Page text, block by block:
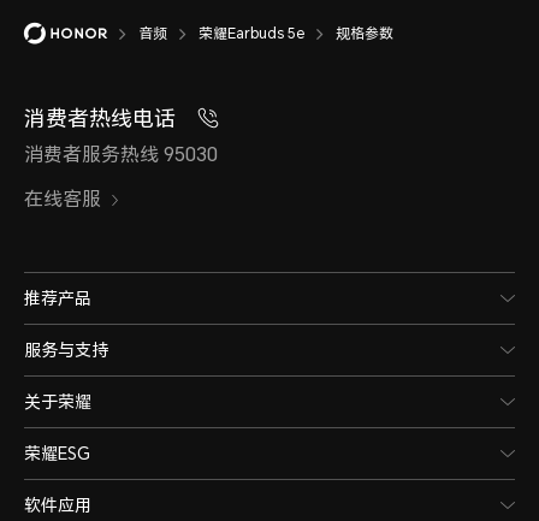
*以上数据均来自荣耀实验室，实际时
无线连接
蓝牙
音频 荣耀Earbuds 5e 规格参数
消费者热线电话
消费者服务热线 95030
在线客服
推荐产品
服务与支持
关于荣耀
荣耀ESG
软件应用